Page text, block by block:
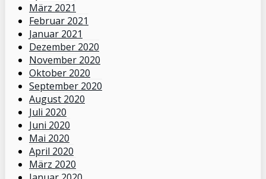
März 2021
Februar 2021
Januar 2021
Dezember 2020
November 2020
Oktober 2020
September 2020
August 2020
Juli 2020
Juni 2020
Mai 2020
April 2020
März 2020